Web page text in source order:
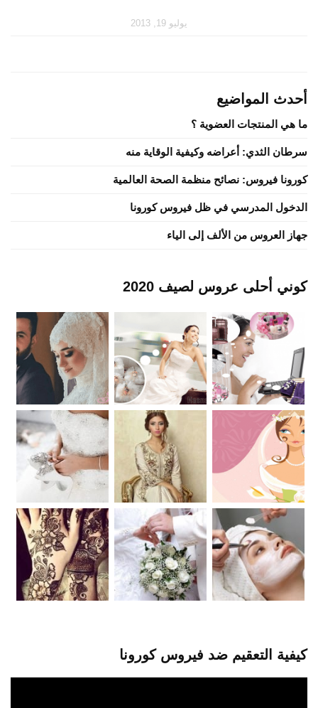
يوليو 19, 2013
أحدث المواضيع
ما هي المنتجات العضوية ؟
سرطان الثدي: أعراضه وكيفية الوقاية منه
كورونا فيروس: نصائح منظمة الصحة العالمية
الدخول المدرسي في ظل فيروس كورونا
جهاز العروس من الألف إلى الياء
كوني أحلى عروس لصيف 2020
كيفية التعقيم ضد فيروس كورونا